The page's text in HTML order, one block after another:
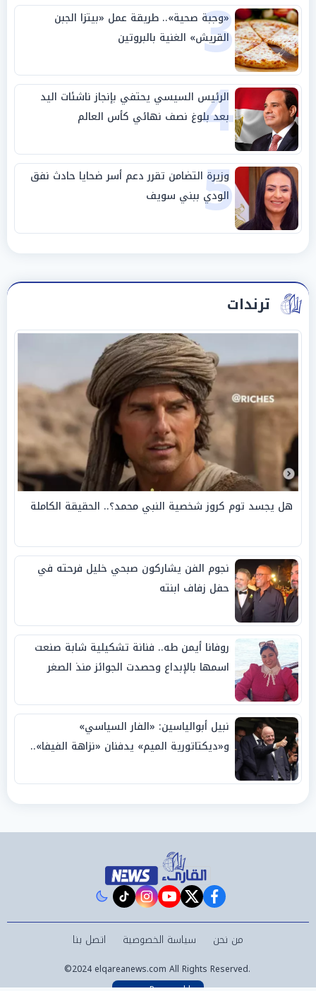
3
«وجبة صحية».. طريقة عمل «بيتزا الجبن
القريش» الغنية بالبروتين
4
الرئيس السيسي يحتفي بإنجاز ناشئات اليد
بعد بلوغ نصف نهائي كأس العالم
5
وزيرة التضامن تقرر دعم أسر ضحايا حادث نفق
الودي ببني سويف
ترندات
هل يجسد توم كروز شخصية النبي محمد؟.. الحقيقة الكاملة
نجوم الفن يشاركون صبحي خليل فرحته في
حفل زفاف ابنته
روفانا أيمن طه.. فنانة تشكيلية شابة صنعت
اسمها بالإبداع وحصدت الجوائز منذ الصغر
نبيل أبوالياسين: «الفار السياسي»
و«ديكتاتورية الميم» يدفنان «نزاهة الفيفا»..
facebook
twitter
youtube
instagram
tiktok
من نحن سياسة الخصوصية اتصل بنا
©2024 elqareanews.com All Rights Reserved.